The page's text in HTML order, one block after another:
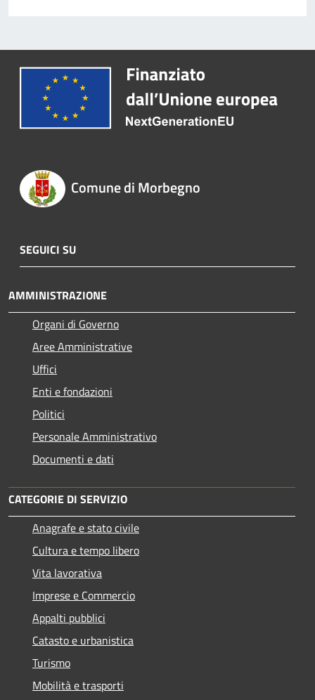
Comune di Morbegno
SEGUICI SU
AMMINISTRAZIONE
Organi di Governo
Aree Amministrative
Uffici
Enti e fondazioni
Politici
Personale Amministrativo
Documenti e dati
CATEGORIE DI SERVIZIO
Anagrafe e stato civile
Cultura e tempo libero
Vita lavorativa
Imprese e Commercio
Appalti pubblici
Catasto e urbanistica
Turismo
Mobilità e trasporti